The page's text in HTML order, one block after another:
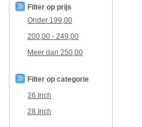
Filter op prijs
Onder 199,00
200,00 - 249,00
Meer dan 250,00
Filter op categorie
26 Inch
28 Inch